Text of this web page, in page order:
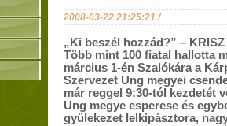
2008-03-22 21:25:21 /
„Ki beszél hozzád?” –
Több mint 100 fiatal hallotta
március 1-én Szalókára a
Szervezet Ung megyei
már reggel 9:30-tól kezdetét
Ung megye esperese és
gyülekezet lelkipásztora,